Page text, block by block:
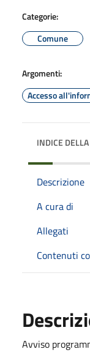
Categorie:
Comune
Argomenti:
Accesso
INDICE
Descrizione
A cura di
Allegati
Contenuti
Avviso